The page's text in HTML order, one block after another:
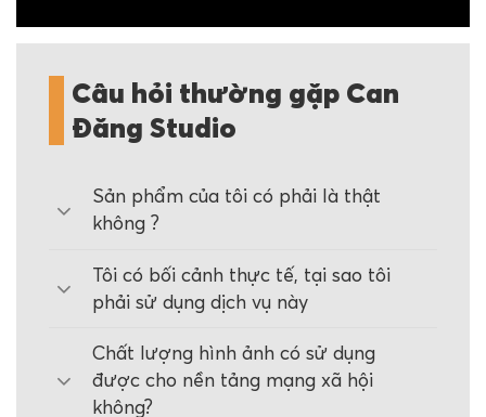
Câu hỏi thường gặp Can
Đăng Studio
Sản phẩm của tôi có phải là thật
không ?
Tôi có bối cảnh thực tế, tại sao tôi
phải sử dụng dịch vụ này
Chất lượng hình ảnh có sử dụng
được cho nền tảng mạng xã hội
không?